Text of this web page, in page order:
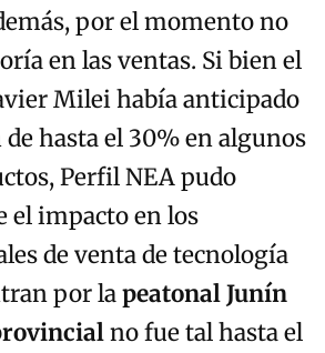
por el momento no
en las ventas. Si bien el
Milei había anticipado
hasta el 30% en algunos
Perfil NEA pudo
el impacto en los
de venta de tecnología
por lapeatonal Junín
no fue tal hasta el